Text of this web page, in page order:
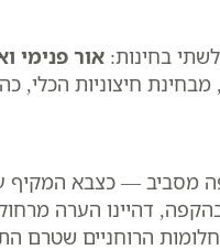
בחינות: אור פנימי
חיצוניות
מסביב — כצבא המקיף
דהיינו הערה
הרוחניים שטרם